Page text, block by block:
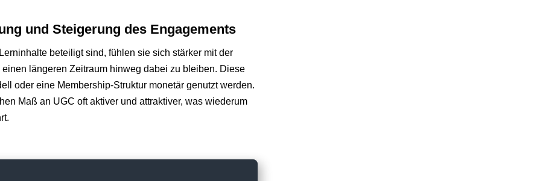
und Steigerung des Engagements
beteiligt sind, fühlen sie sich stärker mit der
längeren Zeitraum hinweg dabei zu bleiben. Diese
oder eine Membership-Struktur monetär genutzt werden.
Maß an UGC oft aktiver und attraktiver, was wiederum